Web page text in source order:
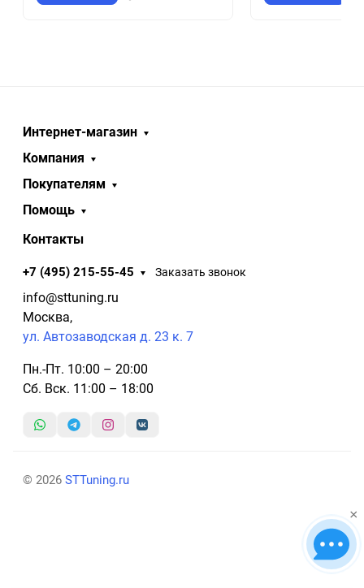
Интернет-магазин
Компания
Покупателям
Помощь
Контакты
+7 (495) 215-55-45 Заказать звонок
info@sttuning.ru
Москва,
ул. Автозаводская д. 23 к. 7
Пн.-Пт. 10:00 – 20:00
Сб. Вск. 11:00 – 18:00
© 2026 STTuning.ru
×